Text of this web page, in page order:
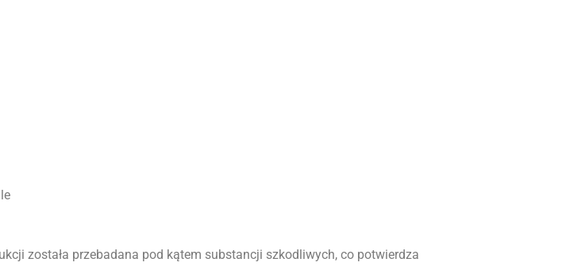
została przebadana pod kątem substancji szkodliwych, co potwierdza